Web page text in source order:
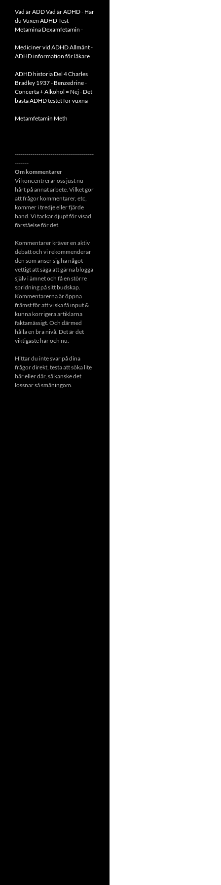
Vad är ADDVad är ADHD- Har
du Vuxen ADHD Test
Metamina Dexamfetamin -
Mediciner vid ADHD Allmänt-
ADHD information för läkare
ADHD historia Del 4 Charles
Bradley 1937 - Benzedrine-
Concerta + Alkohol = Nej- Det
bästa ADHD testet för vuxna
Metamfetamin Meth
----------------------------------------
-------
Om kommentarer
Vi koncentrerar oss just nu
hårt på annat arbete. Vilket gör
att frågor kommentarer, etc,
kommer i tredje eller fjärde
hand. Vi tackar djupt för visad
förståelse för det.
Kommentarer kräver en aktiv
debatt och vi rekommenderar
den som anser sig ha något
vettigt att säga att gärna blogga
själv i ämnet och få en större
spridning på sitt budskap.
Kommentarerna är öppna
främst för att vi ska få input &
kunna korrigera artiklarna
faktamässigt. Och därmed
hålla en bra nivå. Det är det
viktigaste här och nu.
Hittar du inte svar på dina
frågor direkt, testa att söka lite
här eller där, så kanske det
lossnar så småningom.